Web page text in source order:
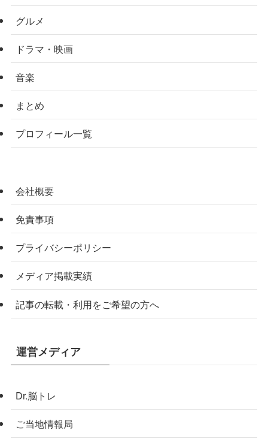
グルメ
ドラマ・映画
音楽
まとめ
プロフィール一覧
会社概要
免責事項
プライバシーポリシー
メディア掲載実績
記事の転載・利用をご希望の方へ
運営メディア
Dr.脳トレ
ご当地情報局